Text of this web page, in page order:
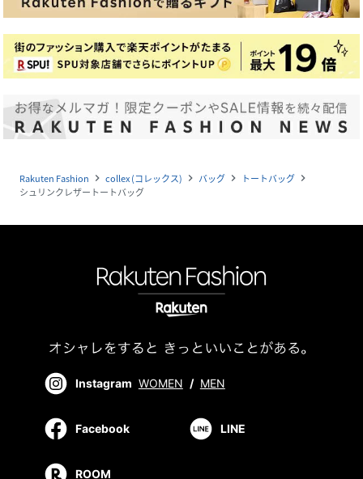
Rakuten Fashion navigate_next collex (コレックス) navigate_next バッグ navigate_next トートバッグ navigate_next
シュリンクレザートートバッグ
Instagram WOMEN / MEN
Facebook LINE
ROOM